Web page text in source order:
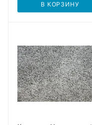
В КОРЗИНУ